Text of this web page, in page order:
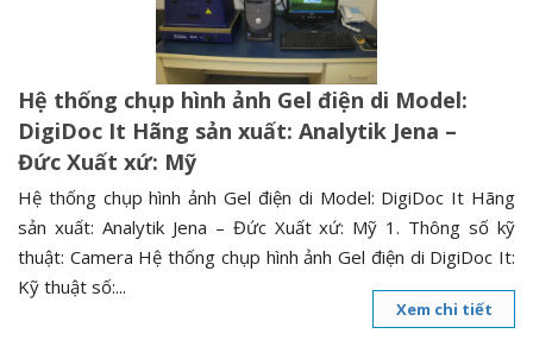
a
v
i
g
a
i
o
n
Hệ thống chụp hình ảnh Gel điện di Model:
DigiDoc It Hãng sản xuất: Analytik Jena –
Đức Xuất xứ: Mỹ
Hệ thống chụp hình ảnh Gel điện di Model: DigiDoc It Hãng
sản xuất: Analytik Jena – Đức Xuất xứ: Mỹ 1. Thông số kỹ
thuật: Camera Hệ thống chụp hình ảnh Gel điện di DigiDoc It:
Kỹ thuật số:...
Xem chi tiết